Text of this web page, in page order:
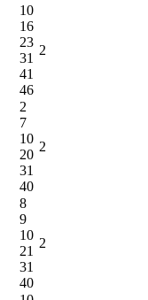
10
16
23
31
41
46
2
2
7
10
20
31
40
2
8
9
10
21
31
40
2